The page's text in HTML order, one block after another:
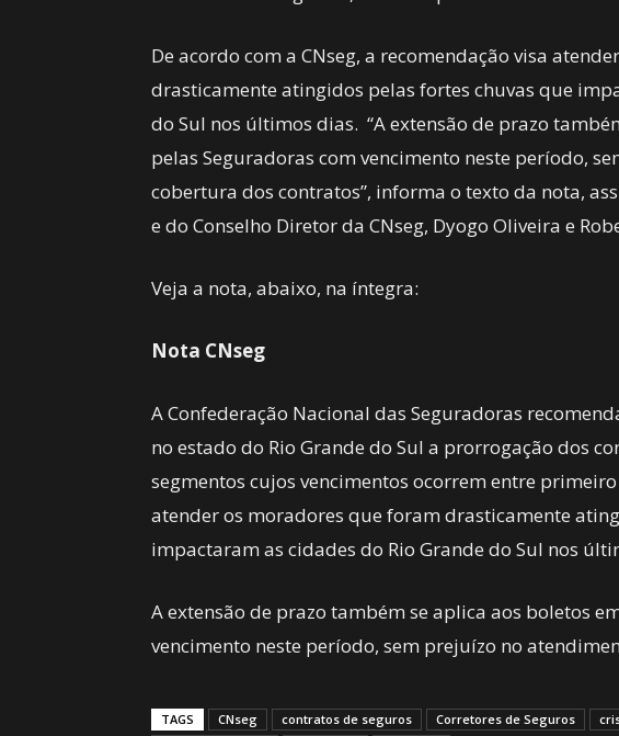
De acordo com a CNseg, a recomendação visa
drasticamente atingidos pelas fortes chuvas que
do Sul nos últimos dias. “A extensão de prazo
pelas Seguradoras com vencimento neste período,
cobertura dos contratos”, informa o texto da nota,
e do Conselho Diretor da CNseg, Dyogo Oliveira e
Veja a nota, abaixo, na íntegra:
Nota CNseg
A Confederação Nacional das Seguradoras
no estado do Rio Grande do Sul a prorrogação dos
segmentos cujos vencimentos ocorrem entre
atender os moradores que foram drasticamente
impactaram as cidades do Rio Grande do Sul nos
A extensão de prazo também se aplica aos boletos
vencimento neste período, sem prejuízo no
TAGS CNseg contratos de seguros Corretores de Seguros